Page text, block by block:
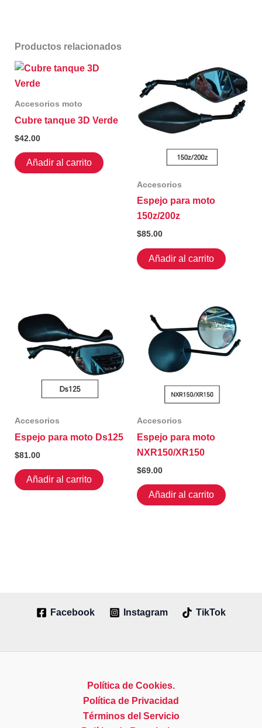
Productos relacionados
Accesorios moto
Cubre tanque 3D Verde
$42.00
Añadir al carrito
Accesorios
Espejo para moto
150z/200z
$85.00
Añadir al carrito
Accesorios
Espejo para moto Ds125
$81.00
Añadir al carrito
Accesorios
Espejo para moto
NXR150/XR150
$69.00
Añadir al carrito
Facebook Instagram TikTok
Política de Cookies.
Política de Privacidad
Términos del Servicio